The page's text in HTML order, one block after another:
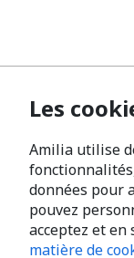
Les
Amilia utilise
données pour
pouvez
acceptez et
matière de